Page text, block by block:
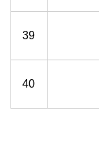
39
40